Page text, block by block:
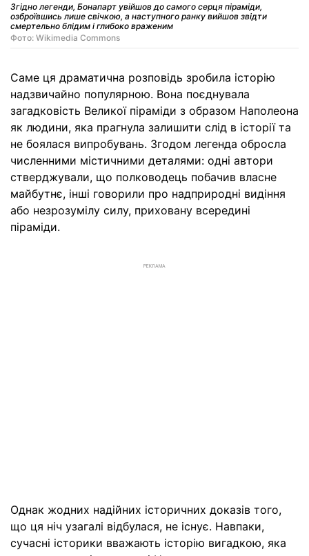
Згідно легенди, Бонапарт увійшов до самого серця піраміди,
озброївшись лише свічкою, а наступного ранку вийшов звідти
смертельно блідим і глибоко враженим
Фото: Wikimedia Commons
Саме ця драматична розповідь зробила історію
надзвичайно популярною. Вона поєднувала
загадковість Великої піраміди з образом Наполеона
як людини, яка прагнула залишити слід в історії та
не боялася випробувань. Згодом легенда обросла
численними містичними деталями: одні автори
стверджували, що полководець побачив власне
майбутнє, інші говорили про надприродні видіння
або незрозумілу силу, приховану всередині
піраміди.
РЕКЛАМА
Однак жодних надійних історичних доказів того,
що ця ніч узагалі відбулася, не існує. Навпаки,
сучасні історики вважають історію вигадкою, яка